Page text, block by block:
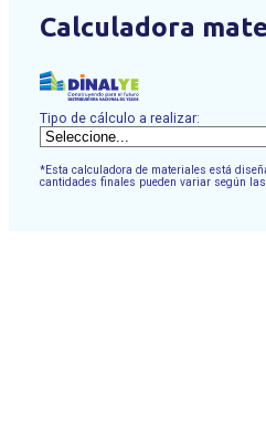
Calculadora
Tipo de cálculo a realizar:
*Esta calculadora de materiales está
cantidades finales pueden variar según